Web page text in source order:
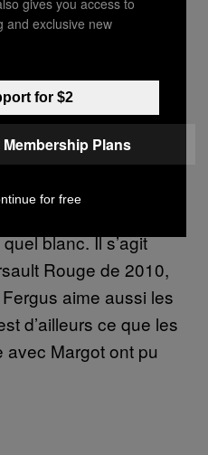
verre de blanc que
sont rassemblées –
accompagner du
est bien
blanc. Il s’agit
Rouge de 2010,
aime aussi les
d’ailleurs ce que les
avec Margot ont pu
and exclusive new
for $2
Membership Plans
for free